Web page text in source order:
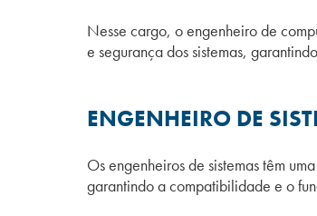
Nesse cargo, o engenheiro de
e segurança dos sistemas,
ENGENHEIRO DE
Os engenheiros de sistemas têm
garantindo a compatibilidade e o